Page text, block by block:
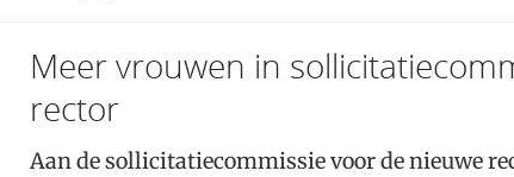
Meer vrouwen in
rector
Aan de sollicitatiecommissie voor de nieuwe